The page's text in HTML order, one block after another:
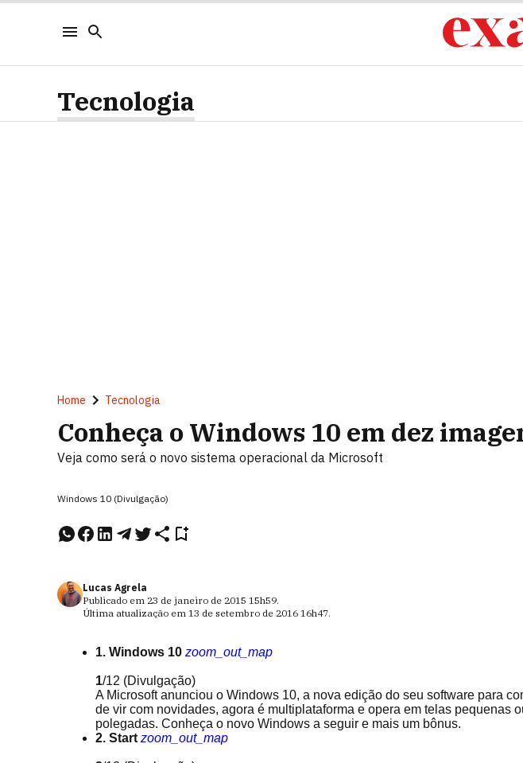
Tecnologia
Home Tecnologia
Conheça o Windows 10 em dez
Veja como será o novo sistema operacional da Microsoft
Windows 10 (Divulgação)
Lucas Agrela
Publicado em 23 de janeiro de 2015 15h59.
Última atualização em 13 de setembro de 2016 16h47.
1. Windows 10 zoom_out_map
1/12 (Divulgação)
A Microsoft anunciou o Windows 10, a nova edição do seu software para
de vir com novidades, agora é multiplataforma e opera em telas pequenas
polegadas. Conheça o novo Windows a seguir e mais um bônus.
2. Start zoom_out_map